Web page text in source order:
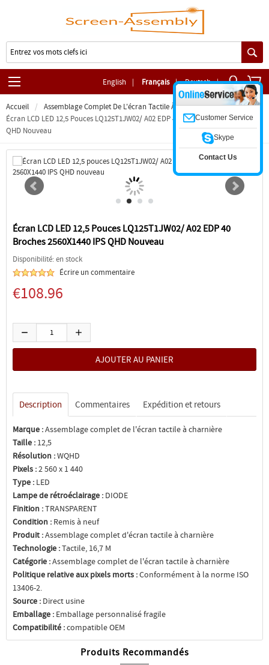
English | Français | Deutsch |
Accueil
Assemblage Complet De L'écran Tactile À Charnière
Écran LCD LED 12,5 Pouces LQ125T1JW02/ A02 EDP 40 Broches 2560X1440 IPS
QHD Nouveau
Écran LCD LED 12,5 Pouces LQ125T1JW02/ A02 EDP 40
Broches 2560X1440 IPS QHD Nouveau
Disponibilité: en stock
Écrire un commentaire
€108.96
Description Commentaires Expédition et retours
Marque :Assemblage complet de l'écran tactile à charnière
Taille : 12,5
Résolution :WQHD
Pixels :2 560 x 1 440
Type : LED
Lampe de rétroéclairage : DIODE
Finition :TRANSPARENT
Condition : Remis à neuf
Produit :Assemblage complet d'écran tactile à charnière
Technologie :Tactile, 16,7 M
Catégorie :Assemblage complet de l'écran tactile à charnière
Politique relative aux pixels morts :Conformément à la norme ISO
13406-2.
Source : Direct usine
Emballage : Emballage personnalisé fragile
Compatibilité :compatible OEM
Produits Recommandés
Customer Service
Skype
Contact Us